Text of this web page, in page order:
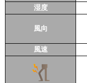
湿度
風向
風速